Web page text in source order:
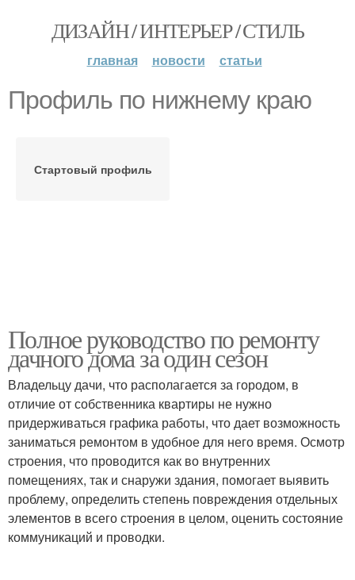
ДИЗАЙН / ИНТЕРЬЕР / СТИЛЬ
главная новости статьи
Профиль по нижнему краю
Стартовый профиль
Полное руководство по ремонту
дачного дома за один сезон
Владельцу дачи, что располагается за городом, в
отличие от собственника квартиры не нужно
придерживаться графика работы, что дает возможность
заниматься ремонтом в удобное для него время. Осмотр
строения, что проводится как во внутренних
помещениях, так и снаружи здания, помогает выявить
проблему, определить степень повреждения отдельных
элементов в всего строения в целом, оценить состояние
коммуникаций и проводки.